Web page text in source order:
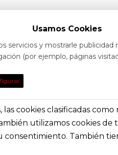
eventos y espectáculos o
solictar información general
Usamos Cookies
servicios y mostrarle publicidad
(por ejemplo, páginas
cookies clasificadas
utilizamos cookies
consentimiento. También